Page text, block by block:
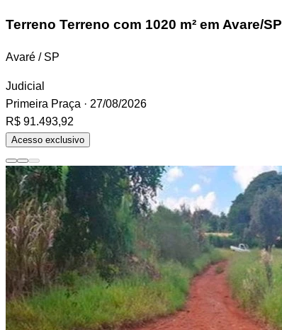
Terreno Terreno com 1020 m² em Avare/SP
Avaré / SP
Judicial
Primeira Praça · 27/08/2026
R$ 91.493,92
Acesso exclusivo